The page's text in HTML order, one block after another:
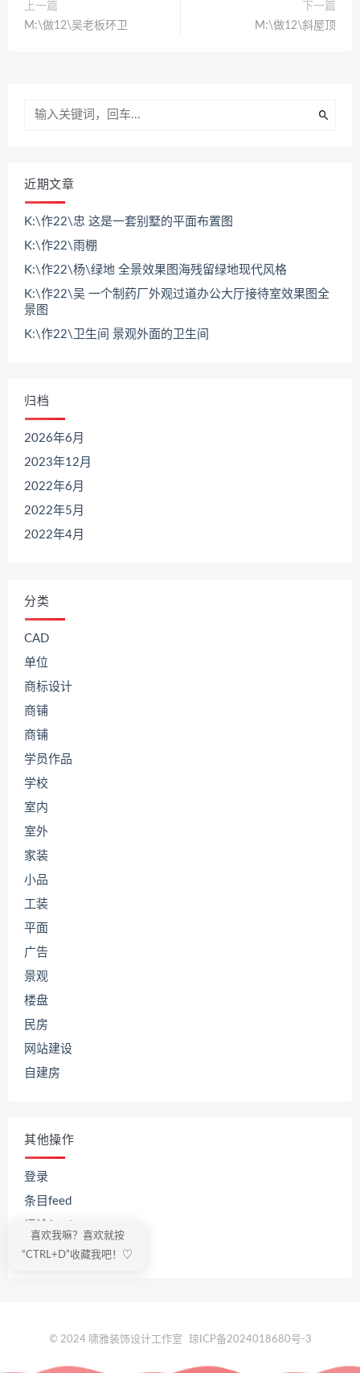
上一篇
M:\做12\吴老板环卫
下一篇
M:\做12\斜屋顶
近期文章
K:\作22\忠 这是一套别墅的平面布置图
K:\作22\雨棚
K:\作22\杨\绿地 全景效果图海残留绿地现代风格
K:\作22\吴 一个制药厂外观过道办公大厅接待室效果图全
景图
K:\作22\卫生间 景观外面的卫生间
归档
2026年6月
2023年12月
2022年6月
2022年5月
2022年4月
分类
CAD
单位
商标设计
商铺
商铺
学员作品
学校
室内
室外
家装
小品
工装
平面
广告
景观
楼盘
民房
网站建设
自建房
其他操作
登录
条目feed
WordPress.org
© 2024 啸雅装饰设计工作室 琼ICP备2024018680号-3
喜欢我嘛？喜欢就按
“CTRL+D”收藏我吧！♡